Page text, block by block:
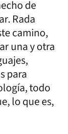
de
Rada
camino,
una y otra
para
todo
lo que es,